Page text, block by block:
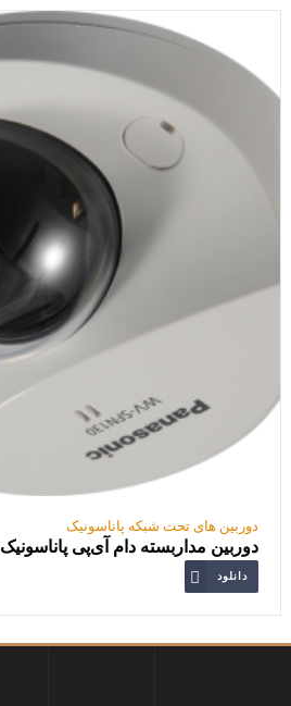
دوربین های تحت شبکه پاناسونیک
دوربین مداربسته دام آی‌پی پاناسونیک WV-SFN110
دانلود